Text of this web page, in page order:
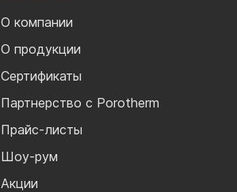
О компании
О продукции
Сертификаты
Партнерство с Porotherm
Прайс-листы
Шоу-рум
Акции